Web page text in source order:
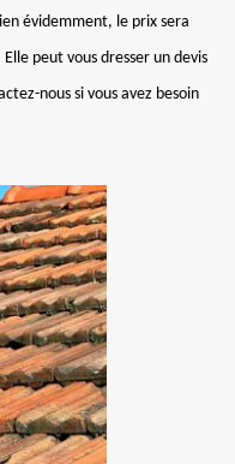
évidemment, le prix sera
peut vous dresser un devis
nous si vous avez besoin